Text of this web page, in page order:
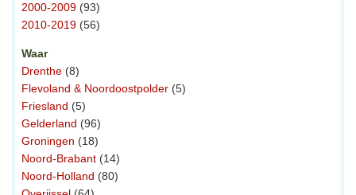
2000-2009 (93)
2010-2019 (56)
Waar
Drenthe (8)
Flevoland & Noordoostpolder (5)
Friesland (5)
Gelderland (96)
Groningen (18)
Noord-Brabant (14)
Noord-Holland (80)